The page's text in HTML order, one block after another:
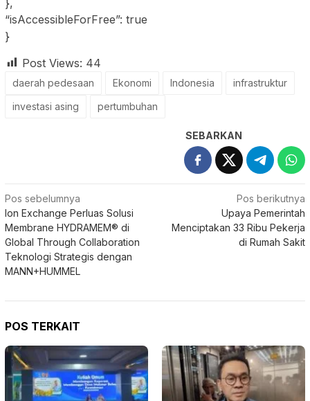
“isAccessibleForFree”: true
}
Post Views: 44
daerah pedesaan Ekonomi Indonesia
infrastruktur
investasi asing
pertumbuhan
SEBARKAN
Navigasi
pos
Pos sebelumnya
Ion Exchange Perluas Solusi
Membrane HYDRAMEM® di
Global Through Collaboration
Teknologi Strategis dengan
MANN+HUMMEL
Pos berikutnya
Upaya Pemerintah
Menciptakan 33 Ribu Pekerja
di Rumah Sakit
POS TERKAIT